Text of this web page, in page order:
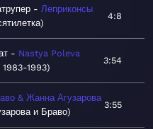
Леприконсы
4:8
Nastya Poleva
1983-1993
3:54
& Жанна Агузарова
и Браво
3:55